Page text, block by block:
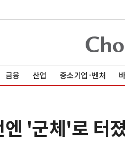
금융 산업 중소기업·벤처
엔 '군체'로 터